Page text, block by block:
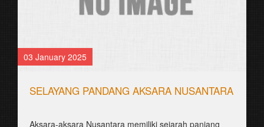
03 January 2025
SELAYANG PANDANG AKSARA NUSANTARA
Aksara-aksara Nusantara memiliki sejarah panjang